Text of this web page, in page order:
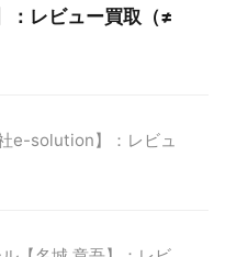
：レビュー買取（≠
e-solution】：レビュ